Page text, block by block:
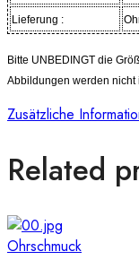
Lieferung :
Bitte UNBEDINGT die
Abbildungen werden nicht
Zusätzliche
Related
Ohrschmuck